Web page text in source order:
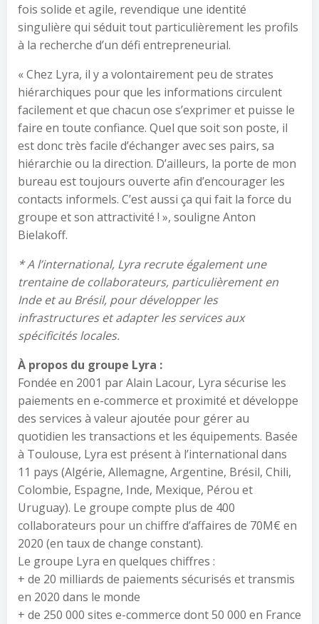
fois solide et agile, revendique une identité
singulière qui séduit tout particulièrement les profils
à la recherche d’un défi entrepreneurial.
« Chez Lyra, il y a volontairement peu de strates
hiérarchiques pour que les informations circulent
facilement et que chacun ose s’exprimer et puisse le
faire en toute confiance. Quel que soit son poste, il
est donc très facile d’échanger avec ses pairs, sa
hiérarchie ou la direction. D’ailleurs, la porte de mon
bureau est toujours ouverte afin d’encourager les
contacts informels. C’est aussi ça qui fait la force du
groupe et son attractivité ! », souligne Anton
Bielakoff.
* A l’international, Lyra recrute également une
trentaine de collaborateurs, particulièrement en
Inde et au Brésil, pour développer les
infrastructures et adapter les services aux
spécificités locales.
À propos du groupe Lyra :
Fondée en 2001 par Alain Lacour, Lyra sécurise les
paiements en e-commerce et proximité et développe
des services à valeur ajoutée pour gérer au
quotidien les transactions et les équipements. Basée
à Toulouse, Lyra est présent à l’international dans
11 pays (Algérie, Allemagne, Argentine, Brésil, Chili,
Colombie, Espagne, Inde, Mexique, Pérou et
Uruguay). Le groupe compte plus de 400
collaborateurs pour un chiffre d’affaires de 70M€ en
2020 (en taux de change constant).
Le groupe Lyra en quelques chiffres :
+ de 20 milliards de paiements sécurisés et transmis
en 2020 dans le monde
+ de 250 000 sites e-commerce dont 50 000 en France